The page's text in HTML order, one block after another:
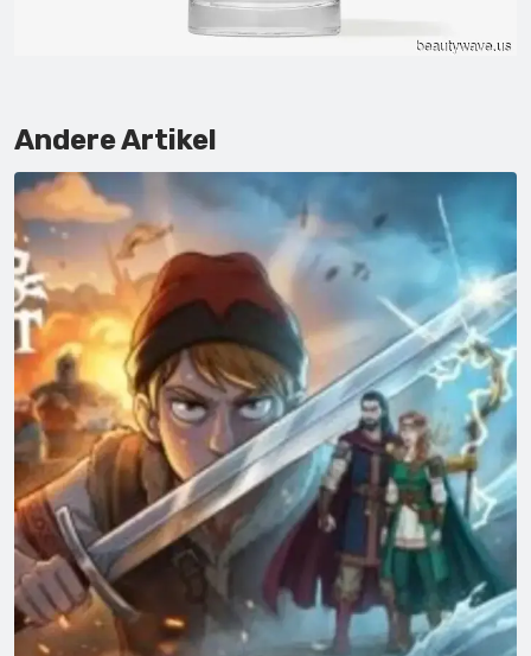
Andere Artikel